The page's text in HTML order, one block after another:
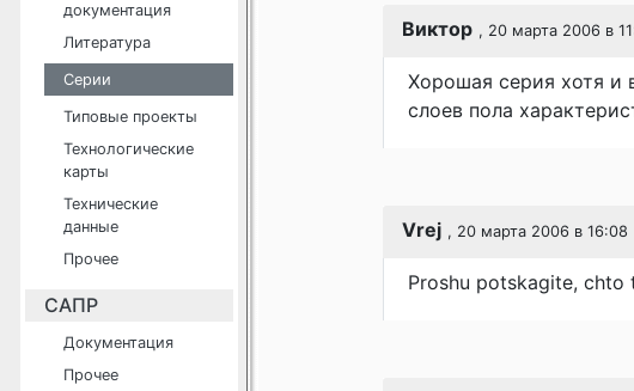
документация
Литература
Серии
Типовые проекты
Технологические
карты
Технические
данные
Прочее
САПР
Документация
Прочее
Виктор , 20 марта 2006 в
Хорошая серия хотя и
слоев пола
Vrej , 20 марта 2006 в 16:08
Proshu potskagite, chto